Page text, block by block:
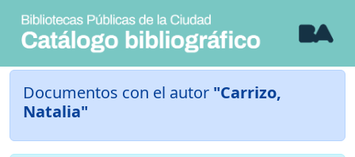
Documentos con el autor "Carrizo,
Natalia"